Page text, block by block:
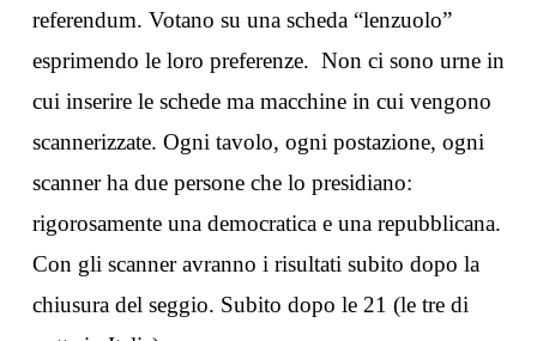
referendum. Votano su una scheda “lenzuolo”
esprimendo le loro preferenze. Non ci sono urne in
cui inserire le schede ma macchine in cui vengono
scannerizzate. Ogni tavolo, ogni postazione, ogni
scanner ha due persone che lo presidiano:
rigorosamente una democratica e una repubblicana.
Con gli scanner avranno i risultati subito dopo la
chiusura del seggio. Subito dopo le 21 (le tre di